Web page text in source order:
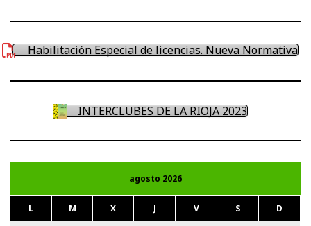
Habilitación Especial de licencias. Nueva Normativa
INTERCLUBES DE LA RIOJA 2023
agosto 2026
L M X J V S D